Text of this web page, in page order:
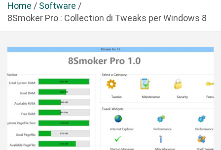
Home
Software
8Smoker Pro : Collection di Tweaks per Windows 8